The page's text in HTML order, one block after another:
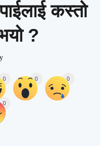
कस्तो
?
0 0 0
0